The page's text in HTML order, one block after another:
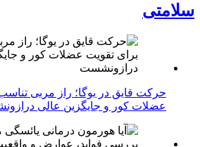
سلامتی
حرکت قایق در یوگا؛ راز مربی
عضلات کور و جایگزین عالی